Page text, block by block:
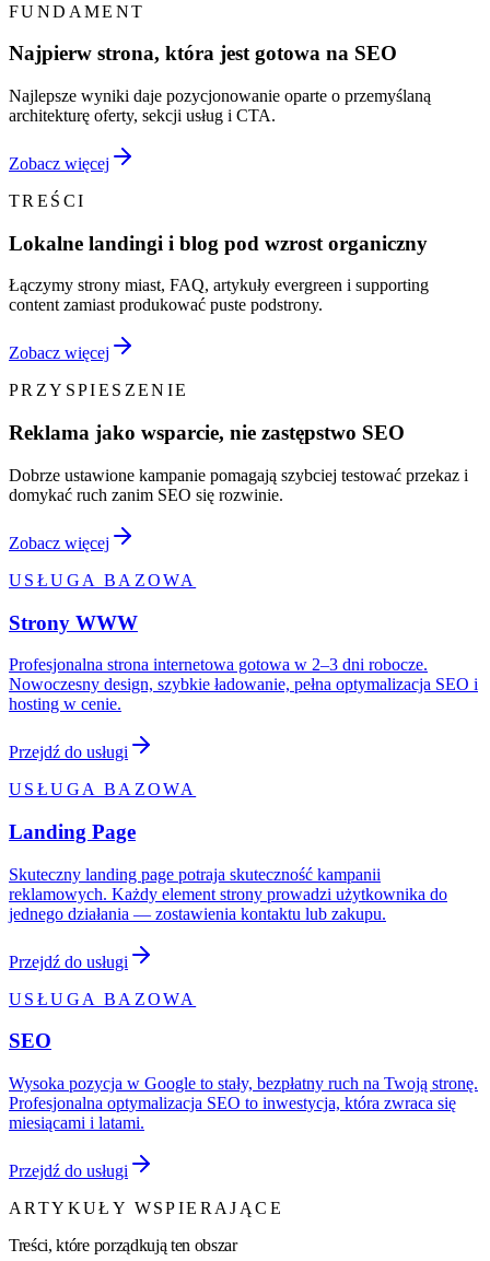
FUNDAMENT
Najpierw strona, która jest gotowa na SEO
Najlepsze wyniki daje pozycjonowanie oparte o przemyślaną
architekturę oferty, sekcji usług i CTA.
Zobacz więcej
TREŚCI
Lokalne landingi i blog pod wzrost organiczny
Łączymy strony miast, FAQ, artykuły evergreen i supporting
content zamiast produkować puste podstrony.
Zobacz więcej
PRZYSPIESZENIE
Reklama jako wsparcie, nie zastępstwo SEO
Dobrze ustawione kampanie pomagają szybciej testować przekaz i
domykać ruch zanim SEO się rozwinie.
Zobacz więcej
USŁUGA BAZOWA
Strony WWW
Profesjonalna strona internetowa gotowa w 2–3 dni robocze.
Nowoczesny design, szybkie ładowanie, pełna optymalizacja SEO i
hosting w cenie.
Przejdź do usługi
USŁUGA BAZOWA
Landing Page
Skuteczny landing page potraja skuteczność kampanii
reklamowych. Każdy element strony prowadzi użytkownika do
jednego działania — zostawienia kontaktu lub zakupu.
Przejdź do usługi
USŁUGA BAZOWA
SEO
Wysoka pozycja w Google to stały, bezpłatny ruch na Twoją stronę.
Profesjonalna optymalizacja SEO to inwestycja, która zwraca się
miesiącami i latami.
Przejdź do usługi
ARTYKUŁY WSPIERAJĄCE
Treści, które porządkują ten obszar